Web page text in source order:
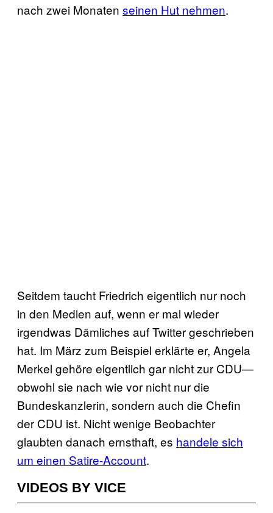
nach zwei Monaten seinen Hut nehmen.
Seitdem taucht Friedrich eigentlich nur noch
in den Medien auf, wenn er mal wieder
irgendwas Dämliches auf Twitter geschrieben
hat. Im März zum Beispiel erklärte er, Angela
Merkel gehöre eigentlich gar nicht zur CDU—
obwohl sie nach wie vor nicht nur die
Bundeskanzlerin, sondern auch die Chefin
der CDU ist. Nicht wenige Beobachter
glaubten danach ernsthaft, es handele sich
um einen Satire-Account.
VIDEOS BY VICE